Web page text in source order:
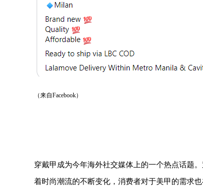
（来自Facebook）
穿戴甲成为今年海外社交媒体上的一个热点话题
着时尚潮流的不断变化，消费者对于美甲的需求